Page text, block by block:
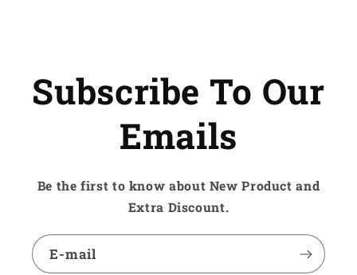
Subscribe To Our
Emails
Be the first to know about New Product and
Extra Discount.
E-mail